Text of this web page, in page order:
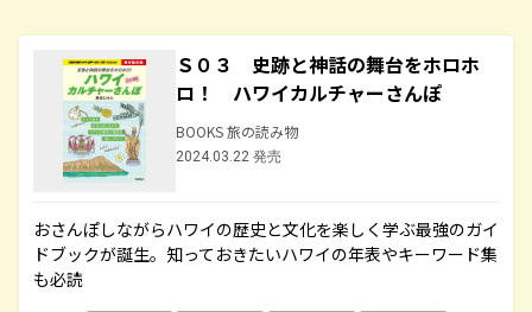
Ｓ０３ 史跡と神話の舞台をホロホ
ロ！ ハワイカルチャーさんぽ
BOOKS 旅の読み物
2024.03.22 発売
おさんぽしながらハワイの歴史と文化を楽しく学ぶ最強のガイ
ドブックが誕生。知っておきたいハワイの年表やキーワード集
も必読